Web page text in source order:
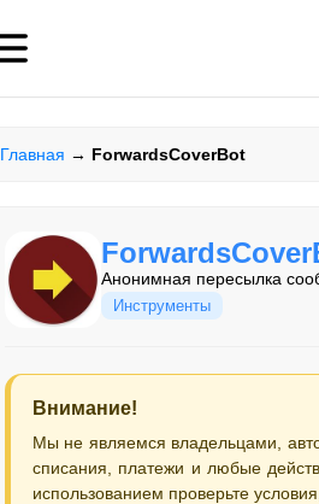
Главная → ForwardsCoverBot
Анонимная пересылка
Инструменты
Внимание!
Мы не являемся владельцами,
списания, платежи и любые
использованием проверьте